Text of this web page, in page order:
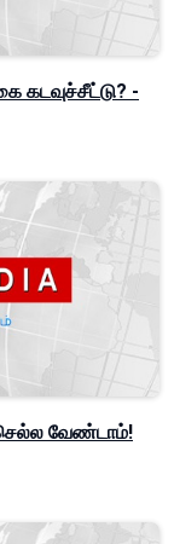
கடவுச்சீட்டு? -
வேண்டாம்!